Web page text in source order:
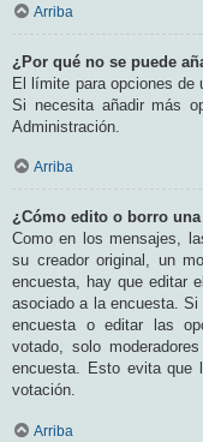
Arriba
¿Por qué no se puede
El límite para opciones de
Si necesita añadir más
Administración.
Arriba
¿Cómo edito o borro una
Como en los mensajes,
su creador original, un
encuesta, hay que editar
asociado a la encuesta.
encuesta o editar las
votado, solo
encuesta. Esto evita que
votación.
Arriba